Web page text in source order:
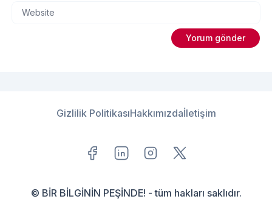
Gizlilik PolitikasıHakkımızdaİletişim
© BİR BİLGİNİN PEŞİNDE! - tüm hakları saklıdır.